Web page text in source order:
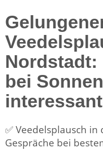
bei
✅ Veedelsplausch
Gespräche bei